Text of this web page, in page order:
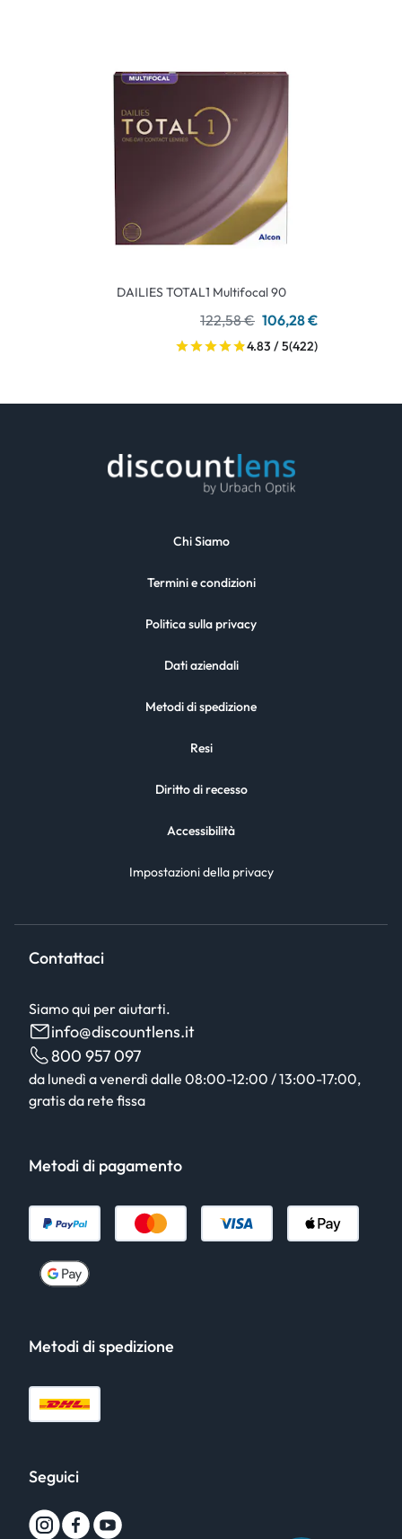
DAILIES TOTAL1 Multifocal 90
122,58 € 106,28 €
4.83 / 5(422)
Chi Siamo
Termini e condizioni
Politica sulla privacy
Dati aziendali
Metodi di spedizione
Resi
Diritto di recesso
Accessibilità
Impostazioni della privacy
Contattaci
Siamo qui per aiutarti.
info@discountlens.it
800 957 097
da lunedì a venerdì dalle 08:00-12:00 / 13:00-17:00,
gratis da rete fissa
Metodi di pagamento
Metodi di spedizione
Seguici